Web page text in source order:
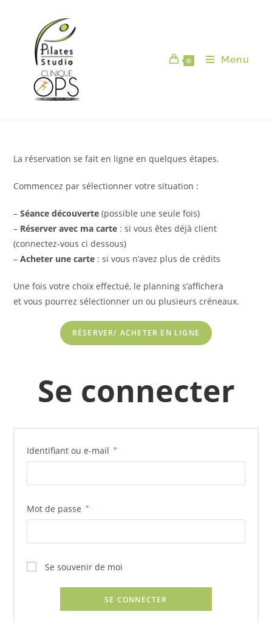
0 Menu
La réservation se fait en ligne en quelques étapes.
Commencez par sélectionner votre situation :
–Séance découverte (possible une seule fois)
– Réserver avec ma carte : si vous êtes déjà client
(connectez-vous ci dessous)
–Acheter une carte : si vous n’avez plus de crédits
Une fois votre choix effectué, le planning s’affichera
et vous pourrez sélectionner un ou plusieurs créneaux.
RÉSERVER/ ACHETER EN LIGNE
Se connecter
Identifiant ou e-mail *
Mot de passe *
Se souvenir de moi
SE CONNECTER